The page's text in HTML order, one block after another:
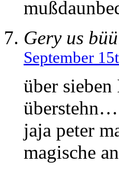
Gery us
September
über sieben
überstehn…
jaja peter
magische